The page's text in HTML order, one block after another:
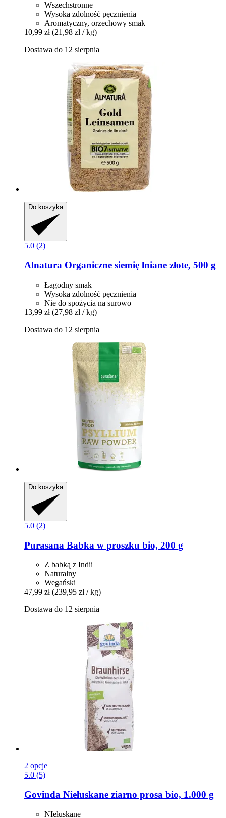
Wszechstronne
Wysoka zdolność pęcznienia
Aromatyczny, orzechowy smak
10,99 zł (21,98 zł / kg)
Dostawa do 12 sierpnia
Do koszyka
5.0 (2)
Alnatura Organiczne siemię lniane złote, 500 g
Łagodny smak
Wysoka zdolność pęcznienia
Nie do spożycia na surowo
13,99 zł (27,98 zł / kg)
Dostawa do 12 sierpnia
Do koszyka
5.0 (2)
Purasana Babka w proszku bio, 200 g
Z babką z Indii
Naturalny
Wegański
47,99 zł (239,95 zł / kg)
Dostawa do 12 sierpnia
2 opcje
5.0 (5)
Govinda Niełuskane ziarno prosa bio, 1.000 g
NIełuskane